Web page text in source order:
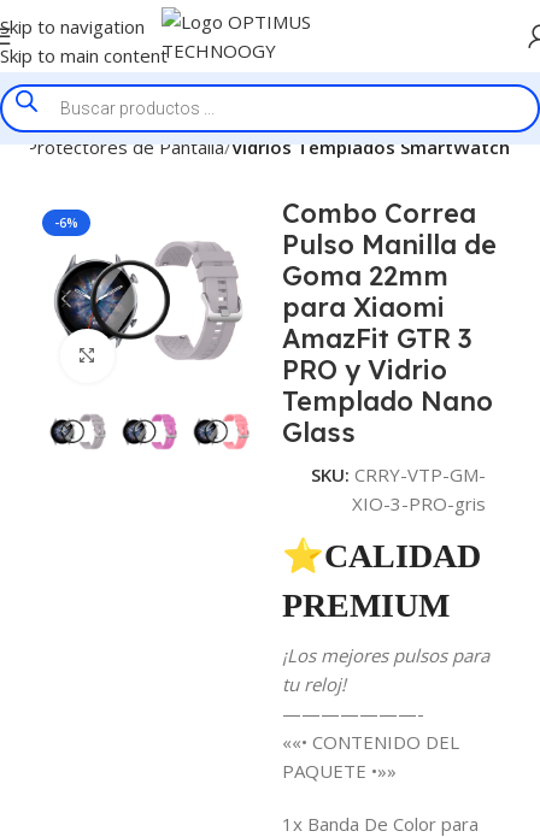
Skip to navigation
Skip to main content
Protectores de Pantalla Vidrios Templados SmartWatch
-6%
Click to enlarge
Combo Correa
Pulso Manilla de
Goma 22mm
para Xiaomi
AmazFit GTR 3
PRO y Vidrio
Templado Nano
Glass
SKU: CRRY-VTP-GM-
XIO-3-PRO-gris
⭐CALIDAD
PREMIUM
¡Los mejores pulsos para
tu reloj!
———————-
««• CONTENIDO DEL
PAQUETE •»»
1x Banda De Color para